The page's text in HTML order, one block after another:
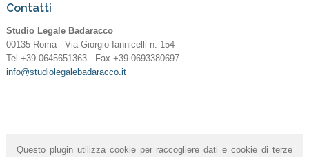
Contatti
Studio Legale Badaracco
00135 Roma - Via Giorgio Iannicelli n. 154
Tel +39 0645651363 - Fax +39 0693380697
info@studiolegalebadaracco.it
Questo plugin utilizza cookie per raccogliere dati e cookie di terze